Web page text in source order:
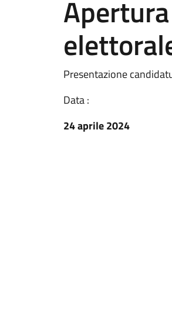
Presentazione
Data :
24 aprile 2024